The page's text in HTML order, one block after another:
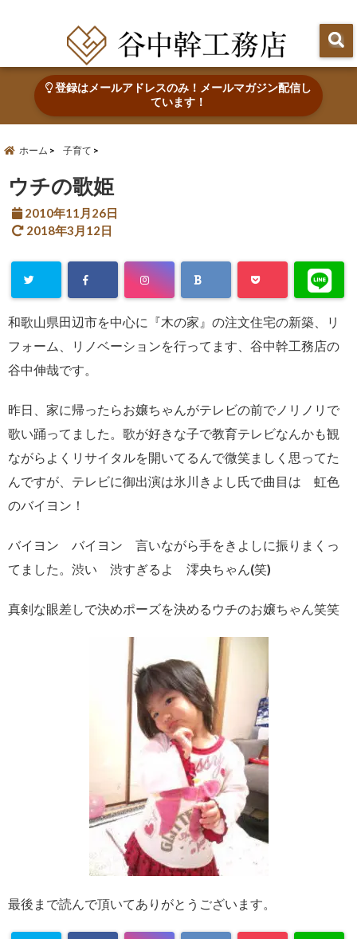
登録はメールアドレスのみ！メールマガジン配信し
ています！
ホーム 子育て
ウチの歌姫
2010年11月26日
2018年3月12日
和歌山県田辺市を中心に『木の家』の注文住宅の新築、リ
フォーム、リノベーションを行ってます、谷中幹工務店の
谷中伸哉です。
昨日、家に帰ったらお嬢ちゃんがテレビの前でノリノリで
歌い踊ってました。 歌が好きな子で教育テレビなんかも観
ながらよくリサイタルを開いて るんで微笑ましく思ってた
んですが、 テレビに御出演は氷川きよし氏で曲目は 虹色
のバイヨン！
バイヨン バイヨン 言いながら手をきよしに振りまくっ
てました。 渋い 渋すぎるよ 澪央ちゃん(笑)
真剣な眼差しで決めポーズを決める ウチのお嬢ちゃん笑笑
最後まで読んで頂いてありがとうございます。